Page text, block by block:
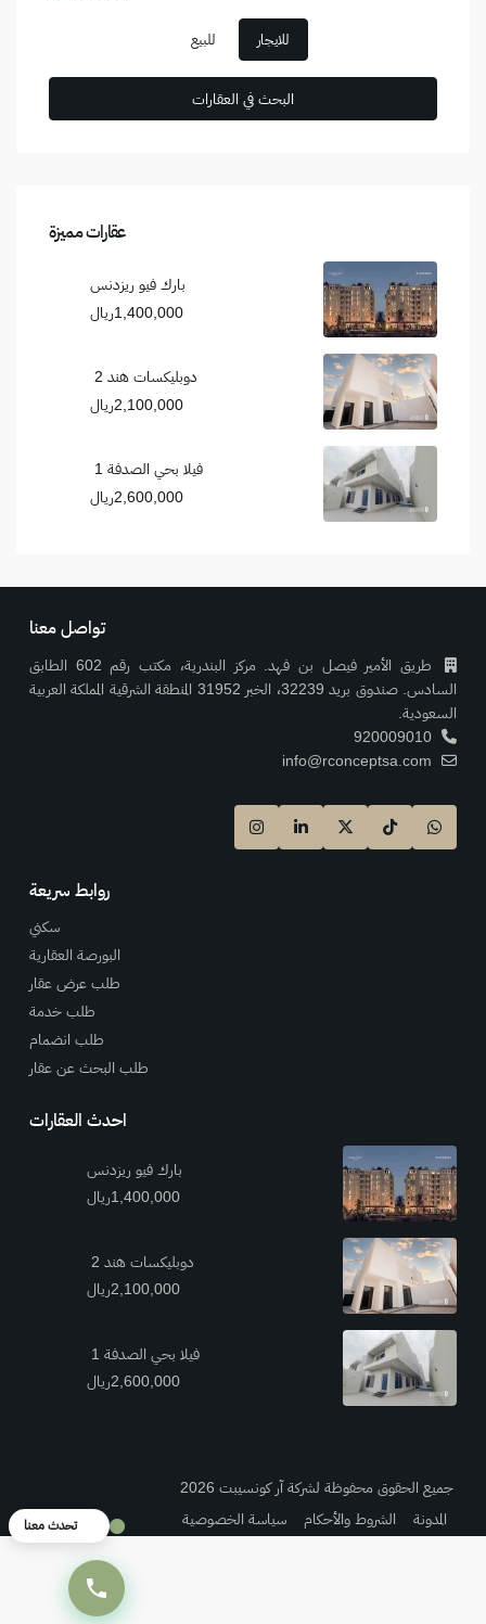
للايجار للبيع
عقارات مميزة
بارك فيو ريزدنس
1,400,000ريال
دوبليكسات هند 2
2,100,000ريال
فيلا بحي الصدفة 1
2,600,000ريال
تواصل معنا
طريق الأمير فيصل بن فهد. مركز البندرية، مكتب رقم 602 الطابق
السادس. صندوق بريد 32239، الخبر 31952 المنطقة الشرقية المملكة العربية
السعودية.
920009010
info@rconceptsa.com
روابط سريعة
سكني
البورصة العقارية
طلب عرض عقار
طلب خدمة
طلب انضمام
طلب البحث عن عقار
احدث العقارات
بارك فيو ريزدنس
1,400,000ريال
دوبليكسات هند 2
2,100,000ريال
فيلا بحي الصدفة 1
2,600,000ريال
جميع الحقوق محفوظة لشركة آر كونسيبت 2026
المدونة
الشروط والأحكام سياسة الخصوصية تحدث معنا